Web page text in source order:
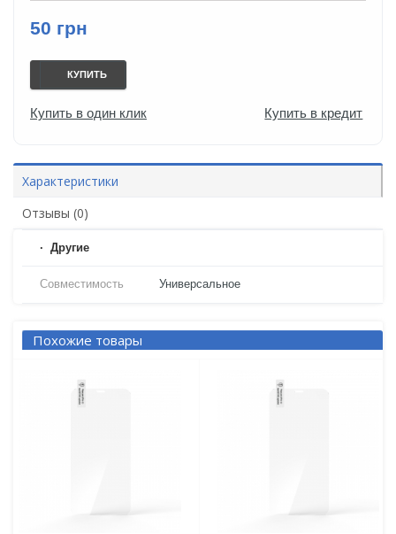
50 грн
КУПИТЬ
Купить в один клик Купить в кредит
Характеристики
Отзывы (0)
Другие
Совместимость Универсальное
Похожие товары